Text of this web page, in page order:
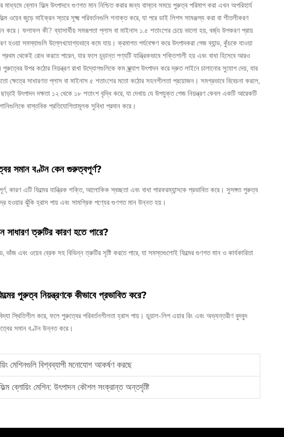
মাধ্যমে ব্লোন ফিল্ম উৎপাদনে গুণগত মান নিশ্চিত করার জন্য বাস্তব সময়ে পুরুত্ব পরিমাপ করা এখন অপরিহার্য
ওয়েব জুড়ে মাইক্রন স্তরে সূক্ষ্ম পরিবর্তনগুলি শনাক্ত করে, যা পরে ডাই লিপস সামঞ্জস্য করা বা শীতলীকরণ
করে। ফলাফল কী? ব্যাসার্ধীয় সমরূপতা প্লাস বা মাইনাস ১.৫ শতাংশের চেয়ে ভালো হয়, বর্জ্য উপকরণ প্রায়
হওয়া সমস্যাগুলি উল্লেখযোগ্যভাবে কমে যায়। ক্রমাগত পর্যবেক্ষণ করে উৎপাদকরা গেজ ব্যান্ড, কুঁচকে যাওয়া
থেকেই রোধ করতে পারেন, যার ফলে চূড়ান্ত পণ্যটি যান্ত্রিকভাবে শক্তিশালী হয় এবং বাধা হিসেবে আরও
পুরুত্বের উপর কঠোর নিয়ন্ত্রণ রাখা উদ্যোগগুলিকে কম স্ক্র্যাপ উৎপাদন করে দ্রুত লাইনে চালানোর সুযোগ দেয়, যার
ক্ষেত্রে সাধারণত প্লাস বা মাইনাস ৫ শতাংশের মতো কঠোর সহনশীলতা প্রয়োজন। সমগ্রভাবে বিবেচনা করলে,
উৎপাদন দক্ষতা ১২ থেকে ১৮ শতাংশ বৃদ্ধি করে, যা দেখায় যে উপযুক্ত গেজ নিয়ন্ত্রণ কেবল একটি আরেকটি
বাস্তবিক প্রতিযোগিতামূলক সুবিধা প্রদান করে।
সমান বণ্টন কেন গুরুত্বপূর্ণ?
কারণ এটি ফিল্মের যান্ত্রিক শক্তি, আলোকিক স্বচ্ছতা এবং বাধা পারফরম্যান্সকে প্রভাবিত করে। সুসঙ্গত পুরুত্ব
হওয়ার ঝুঁকি হ্রাস পায় এবং সামগ্রিক পণ্যের গুণগত মান উন্নত হয়।
সাধারণ ত্রুটির কারণ হতে পারে?
ভাঁজ এবং ওয়েব ব্রেক সহ বিভিন্ন ত্রুটির সৃষ্টি করতে পারে, যা সমস্তগুলোই ফিল্মের গুণগত মান ও কার্যকারিতা
পুরুত্ব নিয়ন্ত্রণকে কীভাবে প্রভাবিত করে?
স্থিতিশীল করে, ফলে পুরুত্বের পরিবর্তনশীলতা হ্রাস পায়। ডুয়াল-লিপ এয়ার রিং এবং অভ্যন্তরীণ বুদবুদ
সমান বণ্টন উন্নত করে।
মেশিনগুলি বিশ্বব্যাপী মনোযোগ আকর্ষণ করছে
ব্লোয়িং মেশিন: উৎপাদন কৌশল সংক্রান্ত অন্তর্দৃষ্টি